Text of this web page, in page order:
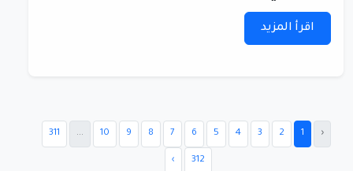
اقرأ المزيد
‹
1
2
3
4
5
6
7
8
9
10
...
311
312
›